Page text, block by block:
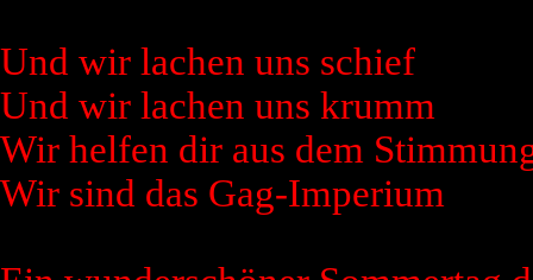
Und wir lachen uns schief
Und wir lachen uns krumm
Wir helfen dir aus dem
Wir sind das Gag-Imperium